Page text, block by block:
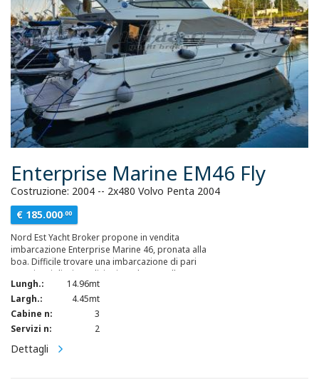
Enterprise Marine EM46 Fly
Costruzione: 2004 -- 2x480 Volvo Penta 2004
€ 185.000.00
Nord Est Yacht Broker propone in vendita
imbarcazione Enterprise Marine 46, pronata alla
boa. Difficile trovare una imbarcazione di pari
anno in migliori condizioni. Teak massello
pozzetto e plancetta. Pelle divani dinette e
salotto nuova. motori in perfette condizioni,
nessun lavoro da eseguire. Foto aggiornate
recentissime ed originali. Armatore molto
scrupoloso e preparato, motivato alla vendita
per cambio tipologia.
Lungh.:
14.96mt
Largh.:
4.45mt
Cabine n:
3
Servizi n:
2
Dettagli